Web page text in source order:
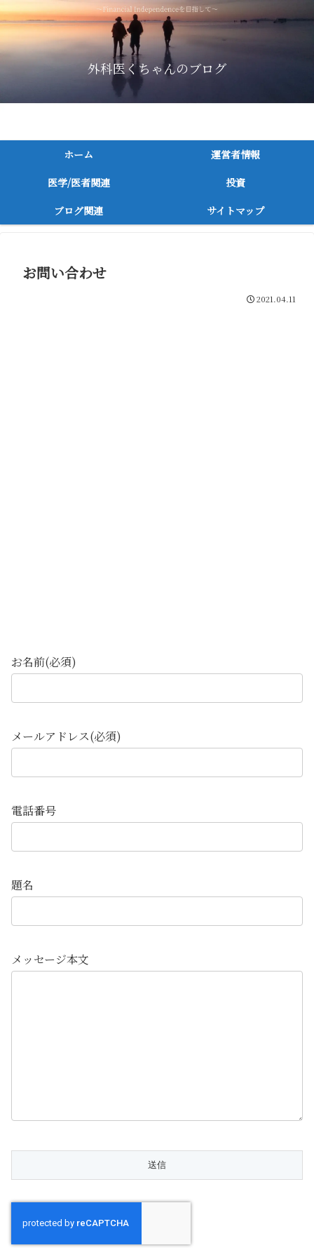
外科医くちゃんのブログ
ホーム
運営者情報
医学/医者関連
投資
ブログ関連
サイトマップ
お問い合わせ
2021.04.11
お名前(必須)
メールアドレス(必須)
電話番号
題名
メッセージ本文